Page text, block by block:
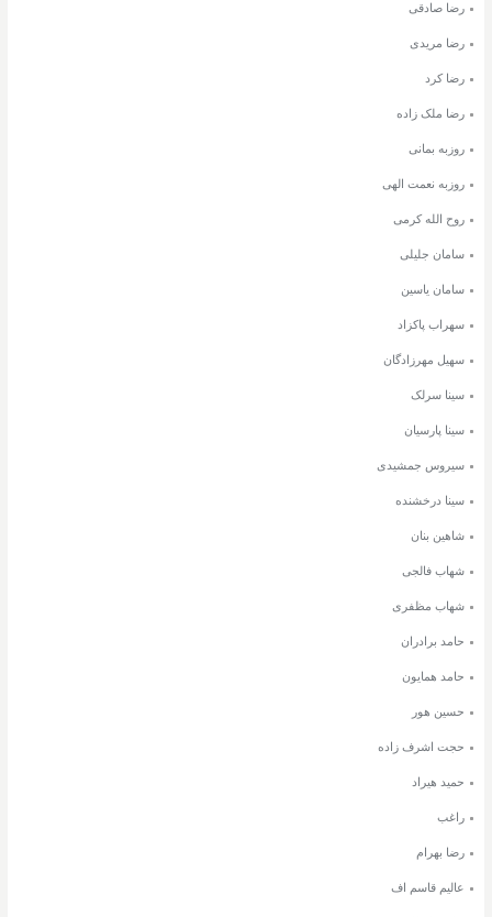
رضا صادقی
رضا مریدی
رضا کرد
رضا ملک زاده
روزبه بمانی
روزبه نعمت الهی
روح الله کرمی
سامان جلیلی
سامان یاسین
سهراب پاکزاد
سهیل مهرزادگان
سینا سرلک
سینا پارسیان
سیروس جمشیدی
سینا درخشنده
شاهین بنان
شهاب فالجی
شهاب مظفری
حامد برادران
حامد همایون
حسین هور
حجت اشرف زاده
حمید هیراد
راغب
رضا بهرام
عالیم قاسم اف